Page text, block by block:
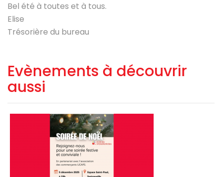
Bel été à toutes et à tous.
Elise
Trésorière du bureau
Evènements à découvrir
aussi